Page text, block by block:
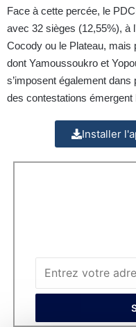
Face à cette percée, le
avec 32 sièges (12,55%), à
Cocody ou le Plateau, mais
dont Yamoussoukro et
s’imposent également
des contestations émergent
Installer